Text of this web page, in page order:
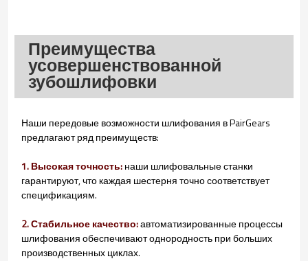
Преимущества
усовершенствованной
зубошлифовки
Наши передовые возможности шлифования в PairGears
предлагают ряд преимуществ:
1. Высокая точность:наши шлифовальные станки
гарантируют, что каждая шестерня точно соответствует
спецификациям.
2. Стабильное качество:автоматизированные процессы
шлифования обеспечивают однородность при больших
производственных циклах.